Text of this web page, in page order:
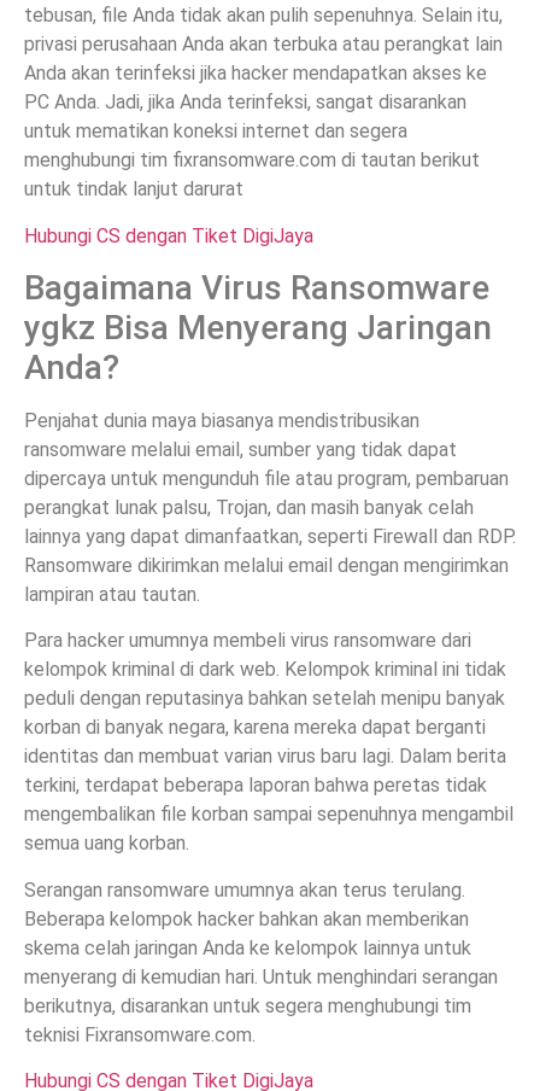
tebusan, file Anda tidak akan pulih sepenuhnya. Selain itu,
privasi perusahaan Anda akan terbuka atau perangkat lain
Anda akan terinfeksi jika hacker mendapatkan akses ke
PC Anda. Jadi, jika Anda terinfeksi, sangat disarankan
untuk mematikan koneksi internet dan segera
menghubungi tim fixransomware.com di tautan berikut
untuk tindak lanjut darurat
Hubungi CS dengan Tiket DigiJaya
Bagaimana Virus Ransomware
ygkz Bisa Menyerang Jaringan
Anda?
Penjahat dunia maya biasanya mendistribusikan
ransomware melalui email, sumber yang tidak dapat
dipercaya untuk mengunduh file atau program, pembaruan
perangkat lunak palsu, Trojan, dan masih banyak celah
lainnya yang dapat dimanfaatkan, seperti Firewall dan RDP.
Ransomware dikirimkan melalui email dengan mengirimkan
lampiran atau tautan.
Para hacker umumnya membeli virus ransomware dari
kelompok kriminal di dark web. Kelompok kriminal ini tidak
peduli dengan reputasinya bahkan setelah menipu banyak
korban di banyak negara, karena mereka dapat berganti
identitas dan membuat varian virus baru lagi. Dalam berita
terkini, terdapat beberapa laporan bahwa peretas tidak
mengembalikan file korban sampai sepenuhnya mengambil
semua uang korban.
Serangan ransomware umumnya akan terus terulang.
Beberapa kelompok hacker bahkan akan memberikan
skema celah jaringan Anda ke kelompok lainnya untuk
menyerang di kemudian hari. Untuk menghindari serangan
berikutnya, disarankan untuk segera menghubungi tim
teknisi Fixransomware.com.
Hubungi CS dengan Tiket DigiJaya